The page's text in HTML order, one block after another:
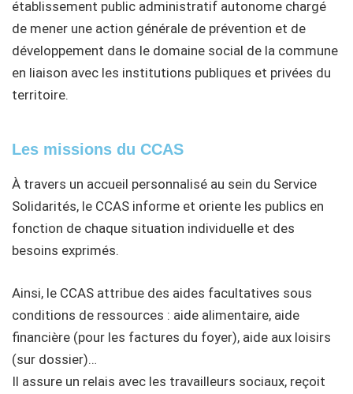
établissement public administratif autonome chargé
de mener une action générale de prévention et de
développement dans le domaine social de la commune
en liaison avec les institutions publiques et privées du
territoire.
Les missions du CCAS
À travers un accueil personnalisé au sein du Service
Solidarités, le CCAS informe et oriente les publics en
fonction de chaque situation individuelle et des
besoins exprimés.
Ainsi, le CCAS attribue des aides facultatives sous
conditions de ressources : aide alimentaire, aide
financière (pour les factures du foyer), aide aux loisirs
(sur dossier)…
Il assure un relais avec les travailleurs sociaux, reçoit